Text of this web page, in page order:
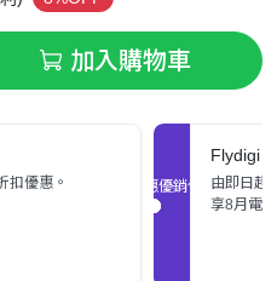
加入購物車
扣優惠。
促銷優惠
Flydigi
由即日起
享8月電